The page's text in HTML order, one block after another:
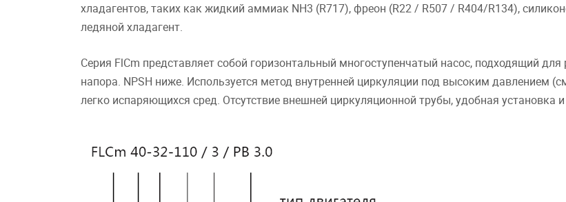
хладагентов, таких как жидкий аммиак NH3 (R717), фреон (R22 / R507 / R404/R134),
ледяной хладагент.
Серия FlCm представляет собой горизонтальный многоступенчатый насос, подходящий
напора. NPSH ниже. Используется метод внутренней циркуляции под высоким давлением
легко испаряющихся сред. Отсутствие внешней циркуляционной трубы, удобная установка